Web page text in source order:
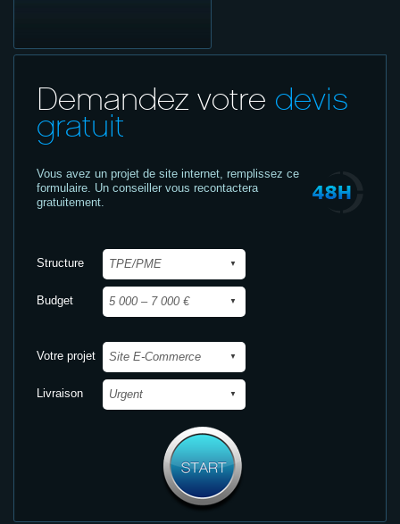
Demandez votre devis
gratuit
Vous avez un projet de site internet, remplissez ce
formulaire. Un conseiller vous recontactera
gratuitement.
Structure
Budget
Votre projet
Livraison